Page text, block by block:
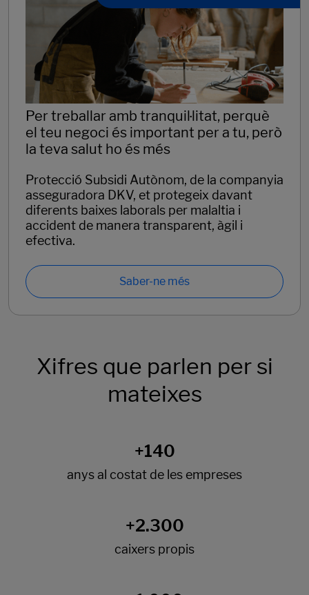
Per treballar amb tranquil·litat, perquè
el teu negoci és important per a tu, però
la teva salut ho és més
Protecció Subsidi Autònom, de la companyia
asseguradora DKV, et protegeix davant
diferents baixes laborals per malaltia i
accident de manera transparent, àgil i
efectiva.
Saber-ne més
Xifres que parlen per si
mateixes